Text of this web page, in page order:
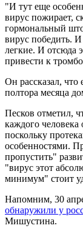
"И тут еще
вирус пожирает,
гормональный
вирус победить.
легкие. И отсюда
привести к
Он рассказал, что
полтора месяца
Песков отметил,
каждого человека
поскольку
особенностями.
пропустить"
"вирус этот
минимум" стоит
Напомним, 30
обнаружили у
Мишустина.